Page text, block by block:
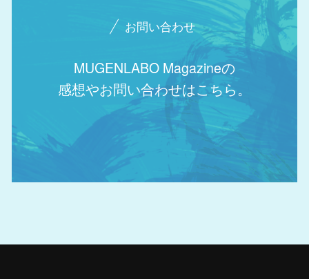
お問い合わせ
MUGENLABO Magazineの
感想やお問い合わせはこちら。